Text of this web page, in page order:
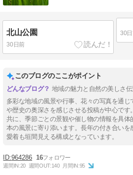
北山公園
30日前
30
このブログのここがポイント
地域の魅力と自然の美しさ伝
多彩な地域の風景や行事、花々の写真を通
や歴史の奥深さを感じさせる投稿が中心です
共に、季節ごとの景観や催し物の情報を具体
本の風景に寄り添います。長年の付き合い
愛着も垣間見える構成となっています。
964286 16
週間IN:20 週間OUT:140 月間IN:95